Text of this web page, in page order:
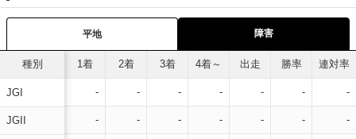
平地 障害
種別
JGI
JGII
1着 2着 3着 4着～ 出走 勝率 連対率
- - - - - - -
- - - - - - -